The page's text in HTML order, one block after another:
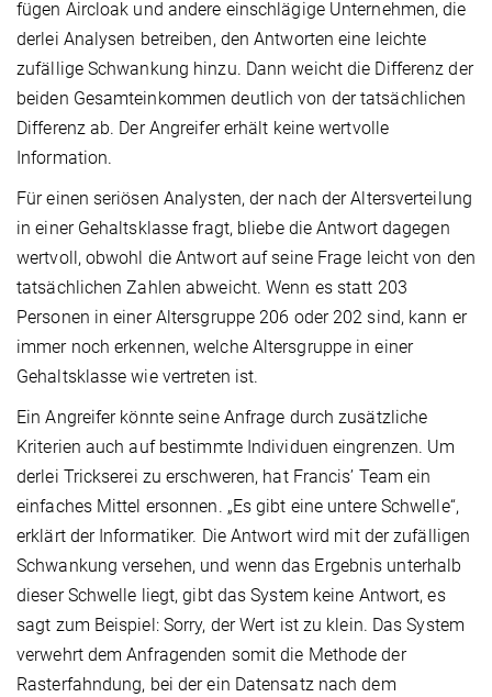
fügen Aircloak und andere einschlägige Unternehmen, die
derlei Analysen betreiben, den Antworten eine leichte
zufällige Schwankung hinzu. Dann weicht die Differenz der
beiden Gesamteinkommen deutlich von der tatsächlichen
Differenz ab. Der Angreifer erhält keine wertvolle
Information.
Für einen seriösen Analysten, der nach der Altersverteilung
in einer Gehaltsklasse fragt, bliebe die Antwort dagegen
wertvoll, obwohl die Antwort auf seine Frage leicht von den
tatsächlichen Zahlen abweicht. Wenn es statt 203
Personen in einer Altersgruppe 206 oder 202 sind, kann er
immer noch erkennen, welche Altersgruppe in einer
Gehaltsklasse wie vertreten ist.
Ein Angreifer könnte seine Anfrage durch zusätzliche
Kriterien auch auf bestimmte Individuen eingrenzen. Um
derlei Trickserei zu erschweren, hat Francis’ Team ein
einfaches Mittel ersonnen. „Es gibt eine untere Schwelle“,
erklärt der Informatiker. Die Antwort wird mit der zufälligen
Schwankung versehen, und wenn das Ergebnis unterhalb
dieser Schwelle liegt, gibt das System keine Antwort, es
sagt zum Beispiel: Sorry, der Wert ist zu klein. Das System
verwehrt dem Anfragenden somit die Methode der
Rasterfahndung, bei der ein Datensatz nach dem